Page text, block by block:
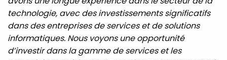
technologie, avec des investissements significatifs
dans des entreprises de services et de solutions
informatiques. Nous voyons une opportunité
d’investir dans la gamme de services et les